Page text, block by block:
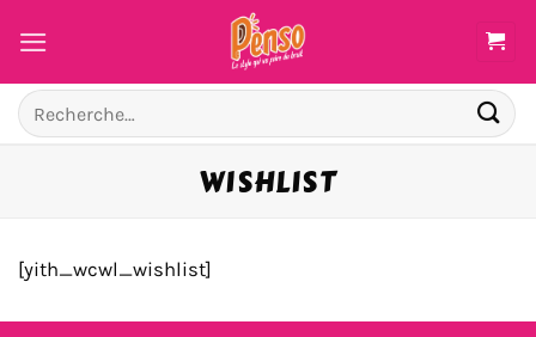
au
Recherche
pour :
WISHLIST
[yith_wcwl_wishlist]